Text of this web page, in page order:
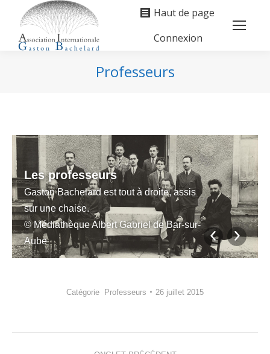
Haut de page
Connexion
Professeurs
Les professeurs
Gaston Bachelard est tout à droite, assis
sur une chaise.
© Médiathèque Albert Gabriel de Bar-sur-
Aube
Catégorie Professeurs 26 juillet 2015